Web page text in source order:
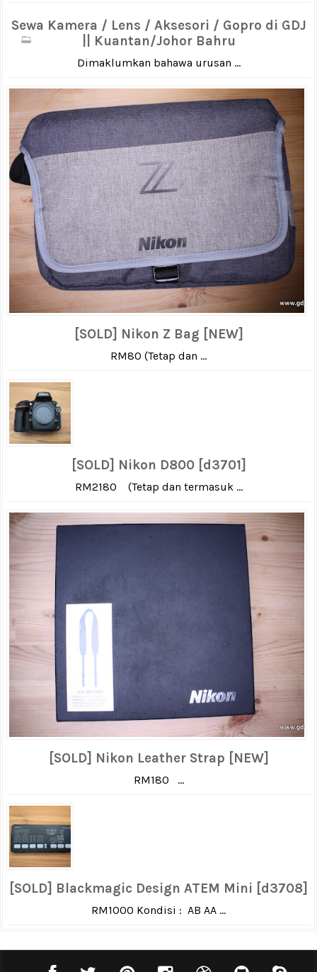
Sewa Kamera / Lens / Aksesori / Gopro di GDJ
|| Kuantan/Johor Bahru
Dimaklumkan bahawa urusan ...
[SOLD] Nikon Z Bag [NEW]
RM80 (Tetap dan ...
[SOLD] Nikon D800 [d3701]
RM2180 (Tetap dan termasuk ...
[SOLD] Nikon Leather Strap [NEW]
RM180 ...
[SOLD] Blackmagic Design ATEM Mini [d3708]
RM1000 Kondisi : AB AA ...